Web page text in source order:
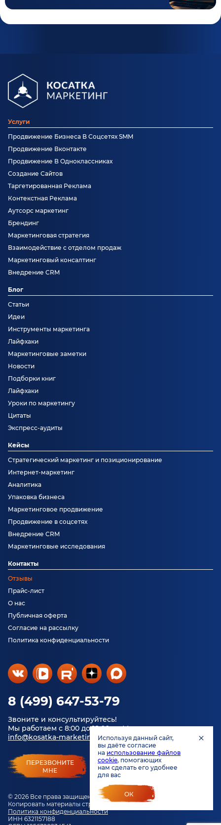
8 (499) 647-53-79
Звоните и консультируйтесь!
Мы работаем с 8:00 до 18:00 по Москве.
info@kosatka-marketing.ru
ПЕРЕЗВОНИТЕ
МНЕ
© 2026 Все права защищены.
Копировать материалы строго запрещено.
Политика конфиденциальности
ИНН 6321157188
Услуги
Продвижение Бизнеса В Соцсетях SMM
Продвижение Вконтакте
Продвижение В Одноклассниках
Создание Сайтов
Таргетированная Реклама
Контекстная Реклама
Аутсорс маркетинг
Брендинг
Маркетинговая стратегия
Взаимодействие с отделом продаж
Маркетинговый консалтинг
Внедрение CRM
Блог
Статьи
Идеи
Инструменты маркетинга
Лайфхаки
Маркетинговые заметки
Новости
Подборки книг
Лайфхаки
Уроки по маркетингу
Цитаты
Экспресс-аудиты
Кейсы
Стратегический маркетинг и позиционирование
Интернет-маркетинг
Аналитика
Упаковка бизнеса
Маркетинговое продвижение
Продвижение в соцсетях
Внедрение CRM
Маркетинговые исследования
Контакты
Отзывы
Прайс-лист
О нас
Публичная оферта
Согласие на рассылку
Политика конфиденциальности
Используя данный сайт,
вы даёте согласие
на использование файлов
cookie, помогающих
нам сделать его удобнее
для вас
ОК